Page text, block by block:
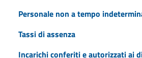
Personale non a tempo
Tassi di assenza
Incarichi conferiti e autorizzati ai